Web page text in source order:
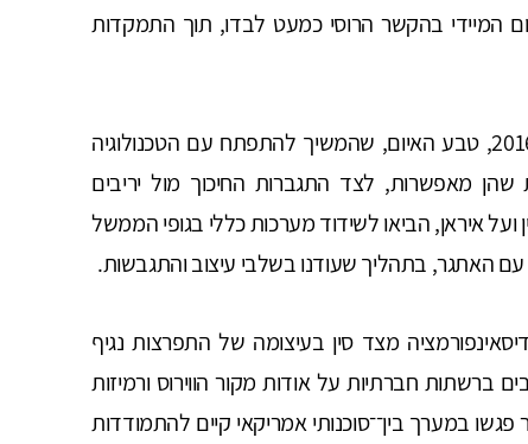
המיידי בהקשר הרוסי כמעט לבדו, תוך התמקדות
תהליך הפקת לקחים מתמשך של אירועי 2016, טבע האיום, שהמשיך להתפתח עם הטכנולוגיה
שהן מאפשרות, לצד התגברות החיכוך מול יריבים
איראן, הביאו לשידוד מערכות כללי בגופי הממשל
עם האתגר, בתהליך שעודנו בשלבי עיצוב והתגבשות.
מצד סין בעיצומה של התפרצות נגיף
בהפצת נרטיבים ברשתות חברתיות על אודות מקור הווירוס ורמיזות
פגשו במערך בין־־סוכנותי אמריקאי קיים להתמודדות